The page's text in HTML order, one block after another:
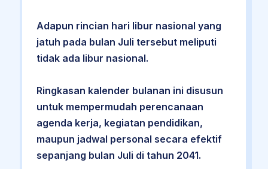
Adapun rincian hari libur nasional yang
jatuh pada bulan Juli tersebut meliputi
tidak ada libur nasional.
Ringkasan kalender bulanan ini disusun
untuk mempermudah perencanaan
agenda kerja, kegiatan pendidikan,
maupun jadwal personal secara efektif
sepanjang bulan Juli di tahun 2041.